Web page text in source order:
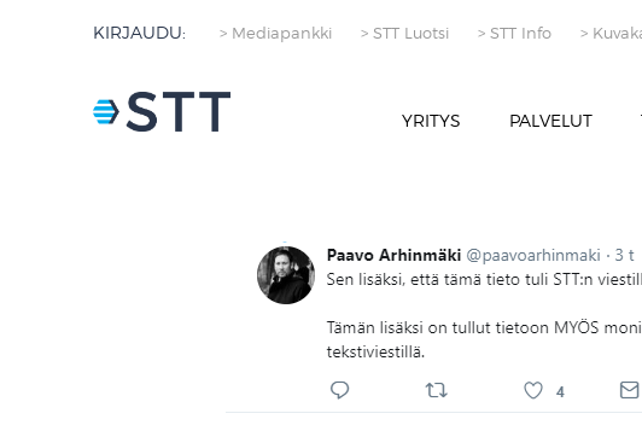
KIRJAUDU: > Mediapankki > STT Luotsi > STT Info >
YRITYS PALVELUT